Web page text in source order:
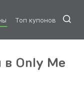
Топ купонов
Only Me